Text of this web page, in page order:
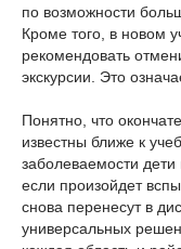
по возможности
Кроме того, в новом
рекомендовать
экскурсии. Это
Понятно, что
известны ближе к
заболеваемости
если произойдет
снова перенесут в
универсальных